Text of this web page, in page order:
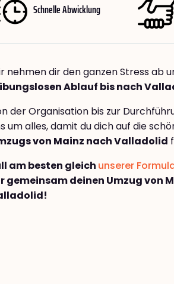
Schnelle Abwicklung
nehmen dir den ganzen Stress ab
Ablauf bis nach
der Organisation bis zur
um alles, damit du dich auf die
von Mainz nach Valladolid
am besten gleich unserer
gemeinsam deinen Umzug von